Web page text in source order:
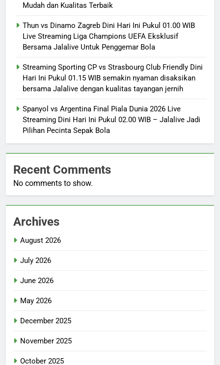
Mudah dan Kualitas Terbaik
Thun vs Dinamo Zagreb Dini Hari Ini Pukul 01.00 WIB
Live Streaming Liga Champions UEFA Eksklusif
Bersama Jalalive Untuk Penggemar Bola
Streaming Sporting CP vs Strasbourg Club Friendly Dini
Hari Ini Pukul 01.15 WIB semakin nyaman disaksikan
bersama Jalalive dengan kualitas tayangan jernih
Spanyol vs Argentina Final Piala Dunia 2026 Live
Streaming Dini Hari Ini Pukul 02.00 WIB – Jalalive Jadi
Pilihan Pecinta Sepak Bola
Recent Comments
No comments to show.
Archives
August 2026
July 2026
June 2026
May 2026
December 2025
November 2025
October 2025